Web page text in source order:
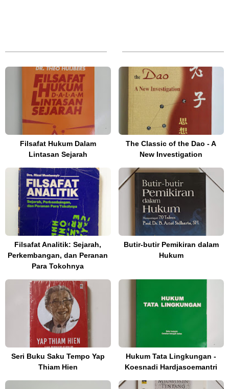
Filsafat Hukum Dalam
Lintasan Sejarah
The Classic of the Dao - A
New Investigation
Filsafat Analitik: Sejarah,
Perkembangan, dan Peranan
Para Tokohnya
Butir-butir Pemikiran dalam
Hukum
Seri Buku Saku Tempo Yap
Thiam Hien
Hukum Tata Lingkungan -
Koesnadi Hardjasoemantri